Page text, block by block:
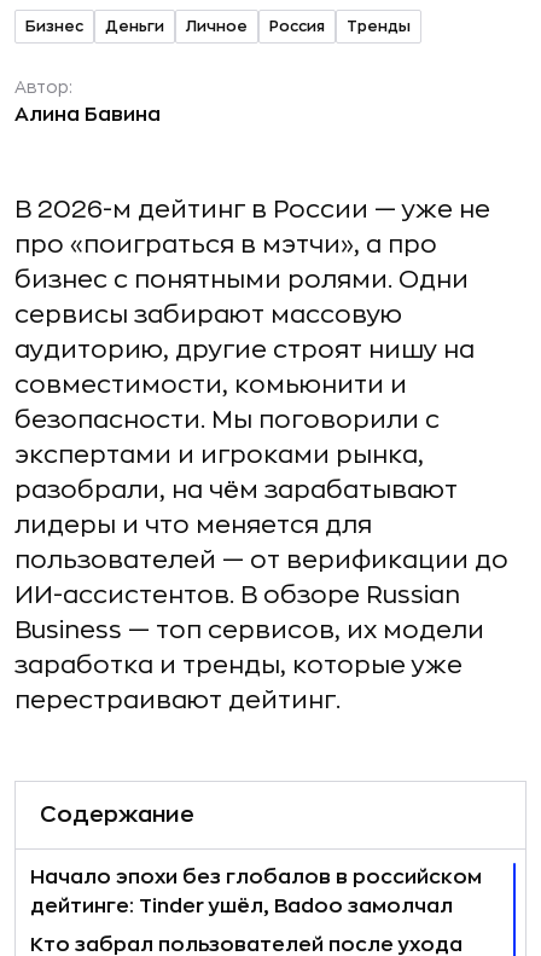
Бизнес Деньги Личное Россия Тренды
Автор:
Алина Бавина
В 2026-м дейтинг в России — уже не
про «поиграться в мэтчи», а про
бизнес с понятными ролями. Одни
сервисы забирают массовую
аудиторию, другие строят нишу на
совместимости, комьюнити и
безопасности. Мы поговорили с
экспертами и игроками рынка,
разобрали, на чём зарабатывают
лидеры и что меняется для
пользователей — от верификации до
ИИ-ассистентов. В обзоре Russian
Business — топ сервисов, их модели
заработка и тренды, которые уже
перестраивают дейтинг.
Содержание
Начало эпохи без глобалов в российском
дейтинге: Tinder ушёл, Badoo замолчал
Кто забрал пользователей после ухода